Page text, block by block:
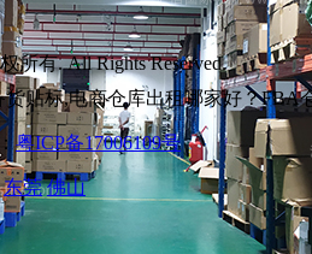
所有. All Rights Reserved.
贴标,电商仓库出租哪家好？
粤ICP备17006109号
东莞 佛山